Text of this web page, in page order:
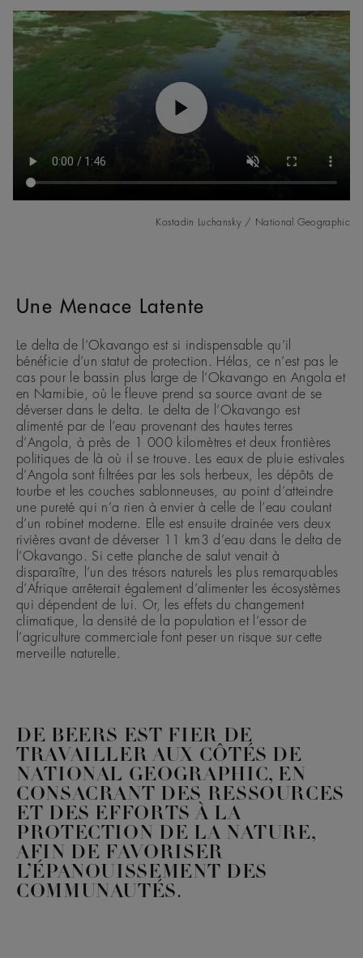
Kostadin Luchansky / National Geographic
Une Menace Latente
Le delta de l’Okavango est si indispensable qu’il
bénéficie d’un statut de protection. Hélas, ce n’est pas le
cas pour le bassin plus large de l’Okavango en Angola et
en Namibie, où le fleuve prend sa source avant de se
déverser dans le delta. Le delta de l’Okavango est
alimenté par de l’eau provenant des hautes terres
d’Angola, à près de 1 000 kilomètres et deux frontières
politiques de là où il se trouve. Les eaux de pluie estivales
d’Angola sont filtrées par les sols herbeux, les dépôts de
tourbe et les couches sablonneuses, au point d’atteindre
une pureté qui n’a rien à envier à celle de l’eau coulant
d’un robinet moderne. Elle est ensuite drainée vers deux
rivières avant de déverser 11 km3 d’eau dans le delta de
l’Okavango. Si cette planche de salut venait à
disparaître, l’un des trésors naturels les plus remarquables
d’Afrique arrêterait également d’alimenter les écosystèmes
qui dépendent de lui. Or, les effets du changement
climatique, la densité de la population et l’essor de
l’agriculture commerciale font peser un risque sur cette
merveille naturelle.
DE BEERS EST FIER DE
TRAVAILLER AUX CÔTÉS DE
NATIONAL GEOGRAPHIC, EN
CONSACRANT DES RESSOURCES
ET DES EFFORTS À LA
PROTECTION DE LA NATURE,
AFIN DE FAVORISER
L’ÉPANOUISSEMENT DES
COMMUNAUTÉS.